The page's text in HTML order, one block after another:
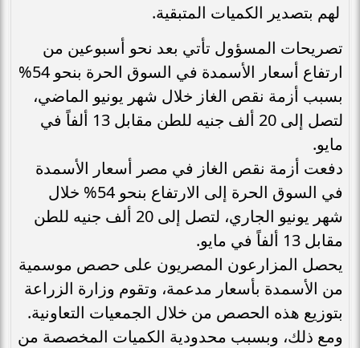
لهم بتصدير الكميات المتبقية.
تصريحات المسؤول تأتي بعد نحو أسبوعين من
ارتفاع أسعار الأسمدة في السوق الحرة بنحو 54%
بسبب أزمة نقص الغاز خلال شهر يونيو الماضي،
لتصل إلى 20 ألف جنيه للطن مقابل 13 ألفاً في
مايو.
دفعت أزمة نقص الغاز في مصر أسعار الأسمدة
في السوق الحرة إلى الارتفاع بنحو 54% خلال
شهر يونيو الجاري، لتصل إلى 20 ألف جنيه للطن
مقابل 13 ألفاً في مايو.
يحصل المزارعون المصريون على حصص موسمية
من الأسمدة بأسعار مدعمة، وتقوم وزارة الزراعة
بتوزيع هذه الحصص من خلال الجمعيات التعاونية.
ومع ذلك، وبسبب محدودية الكميات المخصصة من